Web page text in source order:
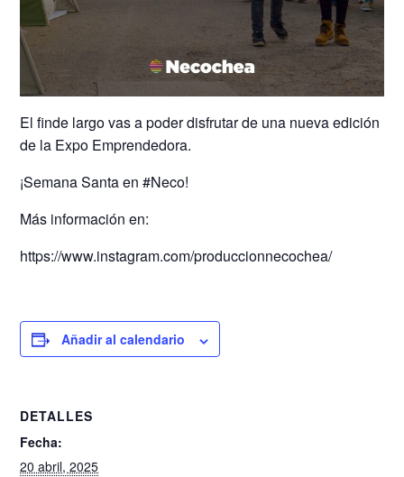
El finde largo vas a poder disfrutar de una nueva edición
de la Expo Emprendedora.
¡Semana Santa en #Neco!
Más información en:
https://www.instagram.com/produccionnecochea/
Añadir al calendario
DETALLES
Fecha:
20 abril, 2025